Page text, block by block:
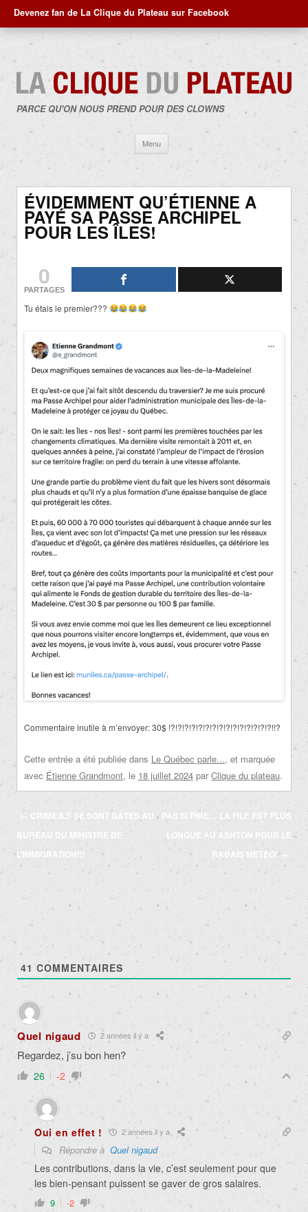
Devenez fan de La Clique du Plateau sur Facebook
PARCE QU'ON NOUS PREND POUR DES CLOWNS
Menu
contenu
ÉVIDEMMENT QU’ÉTIENNE A
PAYÉ SA PASSE ARCHIPEL
POUR LES ÎLES!
0
PARTAGES
Tu étais le premier???
Commentaire inutile à m’envoyer: 30$ !?!?!?!?!?!?!?!?!?!?!?!?!?!?!?!!?
Cette entrée a été publiée dans Le Québec parle..., et marquée
avec Étienne Grandmont, le 18 juillet 2024 par Clique du plateau.
Navigation
des
articles
← CRIME ILS SE SONT GÂTÉS AU
BUREAU DU MINISTRE DE
L’IMMIGRATION!!!
PAS SI PIRE… LA FILE EST PLUS
LONGUE AU ASHTON POUR LE
RABAIS MÉTÉO!
41 COMMENTAIRES
Quel nigaud 2 années il y a
Regardez, j’su bon hen?
26 -2
Oui en effet ! 2 années il y a
Répondre à Quel nigaud
Les contributions, dans la vie, c’est seulement pour que
les bien-pensant puissent se gaver de gros salaires.
9 -2